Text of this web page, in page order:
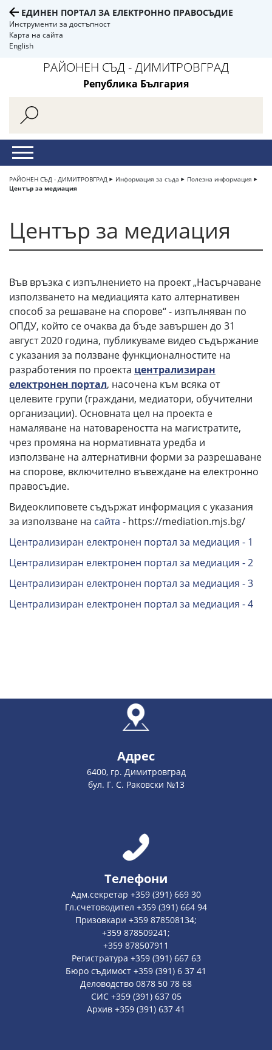
ЕДИНЕН ПОРТАЛ ЗА ЕЛЕКТРОННО ПРАВОСЪДИЕ
Инструменти за достъпност
Карта на сайта
English
РАЙОНЕН СЪД - ДИМИТРОВГРАД
Република България
РАЙОНЕН СЪД - ДИМИТРОВГРАД Информация за съда
Полезна информация
Център за медиация
Център за медиация
Във връзка с изпълнението на проект „Насърчаване
използването на медиацията като алтернативен
способ за решаване на спорове“ - изпълняван по
ОПДУ, който се очаква да бъде завършен до 31
август 2020 година, публикуваме видео съдържание
с указания за ползване функционалностите на
разработения по проекта централизиран
електронен портал, насочена към всяка от
целевите групи (граждани, медиатори, обучителни
организации). Основната цел на проекта е
намаляване на натовареността на магистратите,
чрез промяна на нормативната уредба и
използване на алтернативни форми за разрешаване
на спорове, включително въвеждане на електронно
правосъдие.
Видеоклиповете съдържат информация с указания
за използване на сайта - https://mediation.mjs.bg/
Централизиран електронен портал за медиация - 1
Централизиран електронен портал за медиация - 2
Централизиран електронен портал за медиация - 3
Централизиран електронен портал за медиация - 4
Адрес
6400, гр. Димитровград
бул. Г. С. Раковски №13
Телефони
Адм.секретар +359 (391) 669 30
Гл.счетоводител +359 (391) 664 94
Призовкари +359 878508134;
+359 878509241;
+359 878507911
Регистратура +359 (391) 667 63
Бюро съдимост +359 (391) 6 37 41
Деловодство 0878 50 78 68
СИС +359 (391) 637 05
Архив +359 (391) 637 41